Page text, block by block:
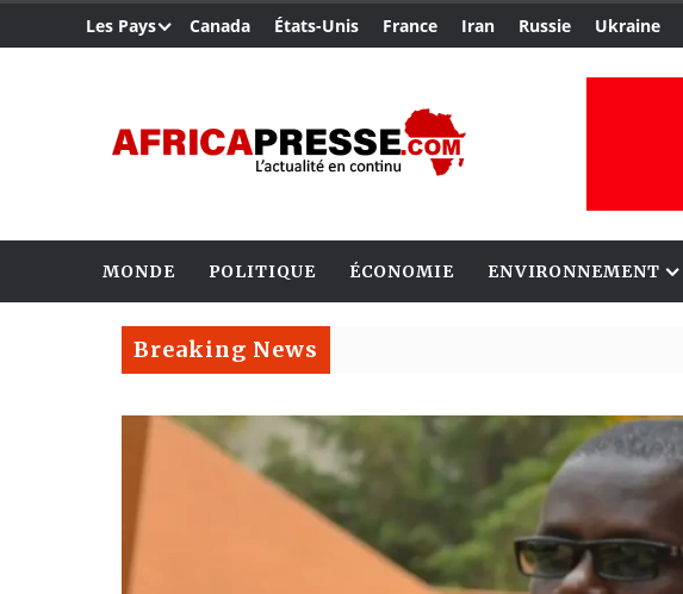
Les Pays Canada États-Unis France Iran Russie Ukraine
MONDE POLITIQUE ÉCONOMIE ENVIRONNEMENT
Breaking News